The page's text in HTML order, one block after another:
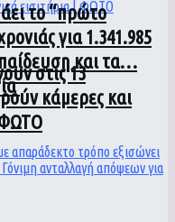
στις 13
κάμερες και
ΦΩΤΟ
το “πρώτο
για 1.341.985
και τα…